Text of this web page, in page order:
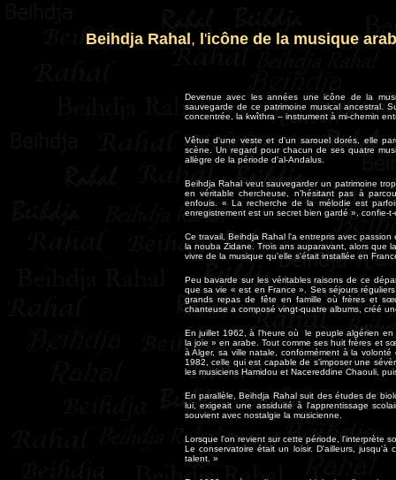
Beihdja Rahal , 'icône de la musique
Devenue avec les années une icône de la
sauvegarde de ce patrimoine musical ancestral.
concentrée, la kwîthra – instrument à mi-chemin
Vêtue d'une veste et d'un sarouel dorés, elle
scène. Un regard pour chacun de ses quatre
allègre de la période d'al-Andalus.
Beihdja Rahal veut sauvegarder un patrimoine
en véritable chercheuse, n'hésitant pas à
enfouis. « La recherche de la mélodie est
enregistrement est un secret bien gardé », confie-t-
Ce travail, Beihdja Rahal l'a entrepris avec
la nouba Zidane. Trois ans auparavant, alors que
vivre de la musique qu'elle s'était installée en
Peu bavarde sur les véritables raisons de ce
que sa vie « est en France ». Ses séjours
grands repas de fête en famille où frères et
chanteuse a composé vingt-quatre albums, créé
En juillet 1962, à l'heure où le peuple algérien en
la joie » en arabe. Tout comme ses huit frères et
à Alger, sa ville natale, conformément à la
1982, celle qui est capable de s'imposer une
les musiciens Hamidou et Nacereddine Chaouli,
En parallèle, Beihdja Rahal suit des études de
lui, exigeait une assiduité à l'apprentissage
souvient avec nostalgie la musicienne.
Lorsque l'on revient sur cette période, l'interprète
Le conservatoire était un loisir. D'ailleurs,
talent. »